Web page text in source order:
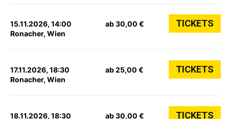
15.11.2026, 14:00
Ronacher, Wien
ab 30,00 € TICKETS
17.11.2026, 18:30
Ronacher, Wien
ab 25,00 € TICKETS
18.11.2026, 18:30
ab 30,00 € TICKETS